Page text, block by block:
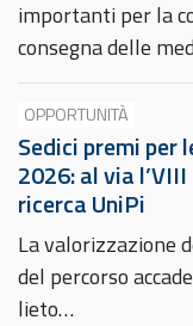
importanti per la
consegna delle
OPPORTUNITÀ
Sedici premi
2026: al via
ricerca UniPi
La valorizzazione
del percorso
lieto…